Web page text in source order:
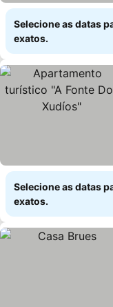
Selecione as datas
exatos.
Selecione as datas
exatos.